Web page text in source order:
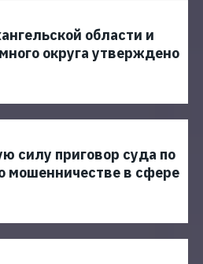
области и
округа утверждено
силу приговор суда по
мошенничестве в сфере